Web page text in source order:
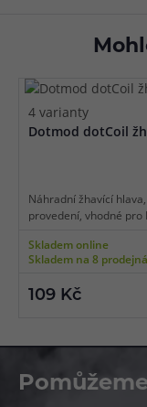
4 varianty
Dotmod dotCoil
Náhradní žhavící
provedení, vhodné pro
Skladem online
Skladem na 8
109 Kč